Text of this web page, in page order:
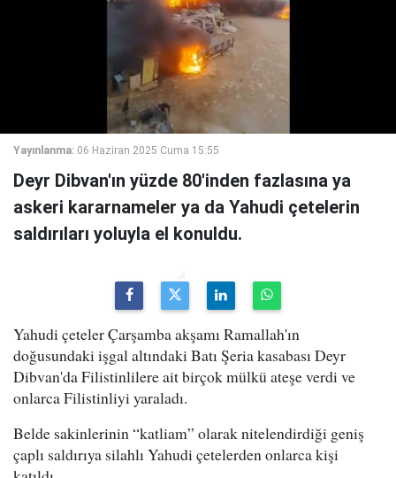
Yayınlanma: 06 Haziran 2025 Cuma 15:55
Deyr Dibvan'ın yüzde 80'inden fazlasına ya
askeri kararnameler ya da Yahudi çetelerin
saldırıları yoluyla el konuldu.
Yahudi çeteler Çarşamba akşamı Ramallah'ın
doğusundaki işgal altındaki Batı Şeria kasabası Deyr
Dibvan'da Filistinlilere ait birçok mülkü ateşe verdi ve
onlarca Filistinliyi yaraladı.
Belde sakinlerinin “katliam” olarak nitelendirdiği geniş
çaplı saldırıya silahlı Yahudi çetelerden onlarca kişi